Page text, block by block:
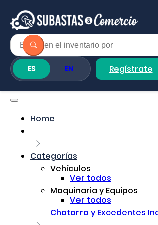
ES EN Regístrate
Home
Categorías
Vehículos
Ver todos
Maquinaria y Equipos
Ver todos
Chatarra y Excedentes